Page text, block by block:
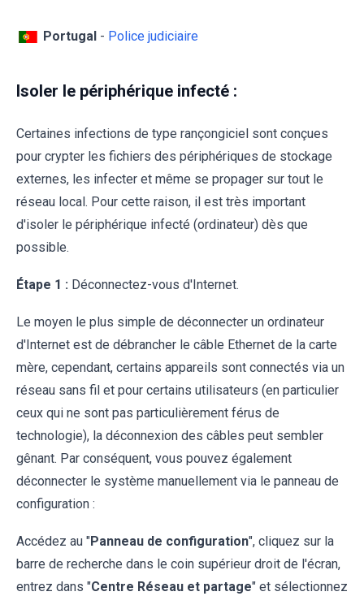
Portugal - Police judiciaire
Isoler le périphérique infecté :
Certaines infections de type rançongiciel sont conçues
pour crypter les fichiers des périphériques de stockage
externes, les infecter et même se propager sur tout le
réseau local. Pour cette raison, il est très important
d'isoler le périphérique infecté (ordinateur) dès que
possible.
Étape 1 : Déconnectez-vous d'Internet.
Le moyen le plus simple de déconnecter un ordinateur
d'Internet est de débrancher le câble Ethernet de la carte
mère, cependant, certains appareils sont connectés via un
réseau sans fil et pour certains utilisateurs (en particulier
ceux qui ne sont pas particulièrement férus de
technologie), la déconnexion des câbles peut sembler
gênant. Par conséquent, vous pouvez également
déconnecter le système manuellement via le panneau de
configuration :
Accédez au "Panneau de configuration", cliquez sur la
barre de recherche dans le coin supérieur droit de l'écran,
entrez dans "Centre Réseau et partage" et sélectionnez